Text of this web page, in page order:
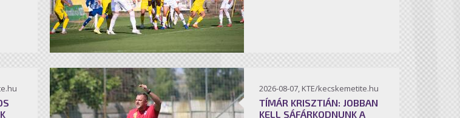
2026-08-07, KTE/kecskemetite.hu
TÍMÁR KRISZTIÁN: JOBBAN
KELL SÁFÁRKODNUNK A